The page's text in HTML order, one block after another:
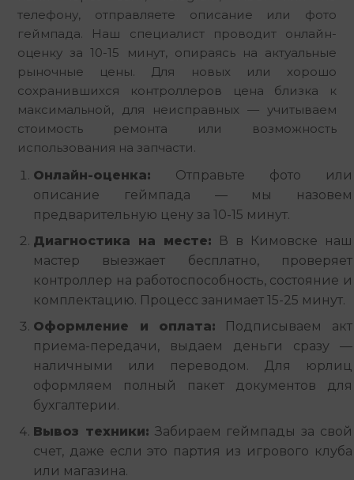
телефону, отправляете описание или фото
геймпада. Наш специалист проводит онлайн-
оценку за 10-15 минут, опираясь на актуальные
рыночные цены. Для новых или хорошо
сохранившихся контроллеров цена близка к
максимальной, для неисправных — учитываем
стоимость ремонта или возможность
использования на запчасти.
Онлайн-оценка: Отправьте фото или
описание геймпада — мы назовем
предварительную цену за 10-15 минут.
Диагностика на месте: В в Кимовске наш
мастер выезжает бесплатно, проверяет
контроллер на работоспособность, состояние и
комплектацию. Процесс занимает 15-25 минут.
Оформление и оплата: Подписываем акт
приема-передачи, выдаем деньги сразу —
наличными или переводом. Для юрлиц
оформляем полный пакет документов для
бухгалтерии.
Вывоз техники: Забираем геймпады за свой
счет, даже если это партия из игрового клуба
или магазина.